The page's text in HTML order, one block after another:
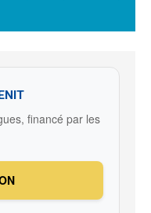
financé par les